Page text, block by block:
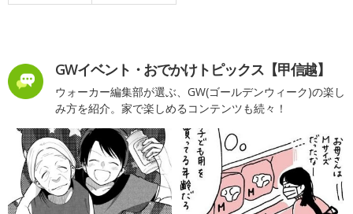
GWイベント・おでかけトピックス【甲信越】
ウォーカー編集部が選ぶ、GW(ゴールデンウィーク)の楽し
み方を紹介。家で楽しめるコンテンツも続々！